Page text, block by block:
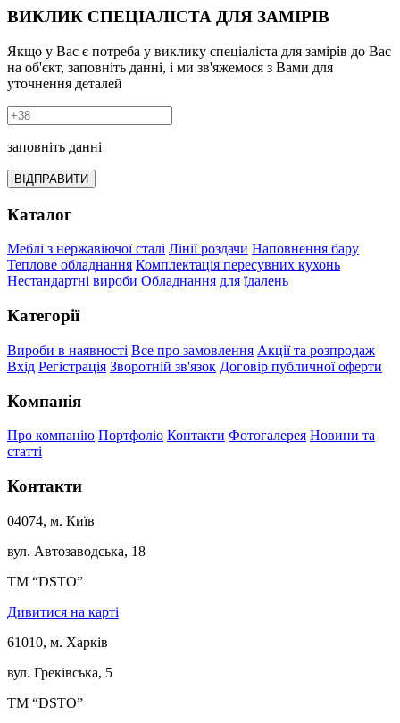
ВИКЛИК СПЕЦІАЛІСТА ДЛЯ ЗАМІРІВ
Якщо у Вас є потреба у виклику спеціаліста для замірів до Вас
на об'єкт, заповніть данні, і ми зв'яжемося з Вами для
уточнення деталей
заповніть данні
ВІДПРАВИТИ
Каталог
Меблі з нержавіючої сталі Лінії роздачи Наповнення бару
Теплове обладнання Комплектація пересувних кухонь
Нестандартні вироби Обладнання для їдалень
Категорії
Вироби в наявності Все про замовлення Акції та розпродаж
Вхід Регістрація Зворотній зв'язок Договір публичної оферти
Компанія
Про компанію Портфоліо Контакти Фотогалерея Новини та
статті
Контакти
04074, м. Київ
вул. Автозаводська, 18
ТМ “DSTO”
Дивитися на карті
61010, м. Харків
вул. Греківська, 5
ТМ “DSTO”